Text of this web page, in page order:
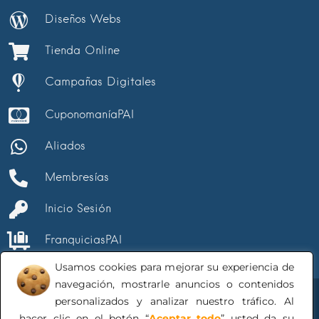
Usamos cookies para mejorar su experiencia de
navegación, mostrarle anuncios o contenidos
personalizados y analizar nuestro tráfico. Al
Diseños Webs
Tienda Online
Campañas Digitales
CuponomaníaPAI
Aliados
Membresías
Inicio Sesión
FranquiciasPAI